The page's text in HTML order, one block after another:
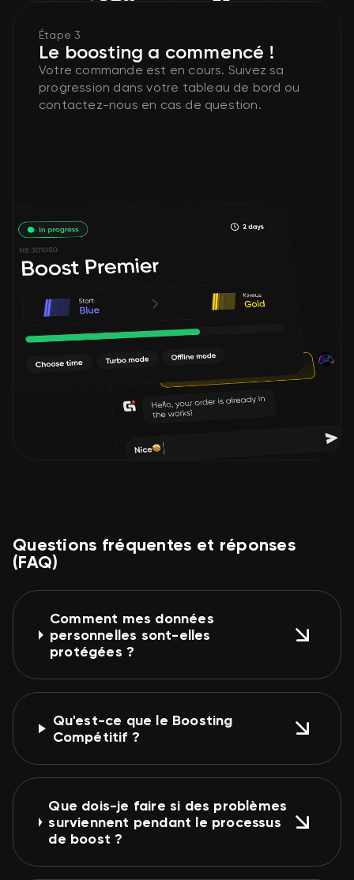
Étape 3
Le boosting a commencé !
Votre commande est en cours. Suivez sa
progression dans votre tableau de bord ou
contactez-nous en cas de question.
Questions fréquentes et réponses
(FAQ)
Comment mes données
personnelles sont-elles
protégées ?
Qu'est-ce que le Boosting
Compétitif ?
Que dois-je faire si des problèmes
surviennent pendant le processus
de boost ?